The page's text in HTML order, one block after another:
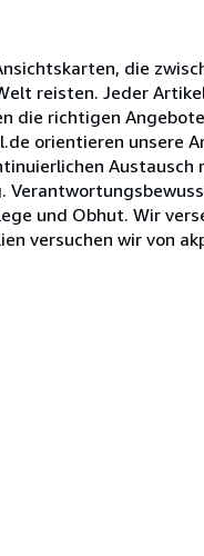
die
reisten. Jeder
die richtigen
orientieren unsere
und Obhut. Wir
versuchen wir von